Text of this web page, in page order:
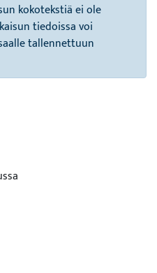
kokotekstiä ei ole
tiedoissa voi
tallennettuun